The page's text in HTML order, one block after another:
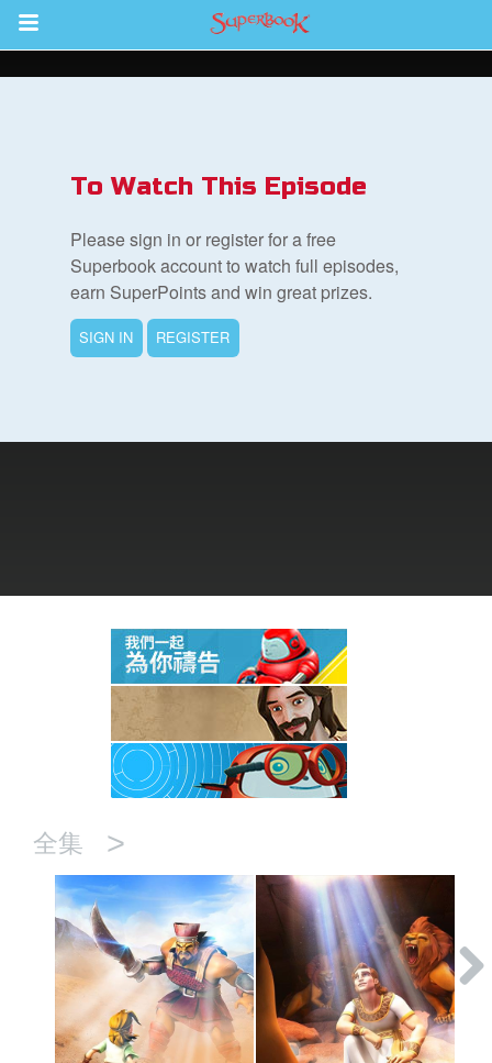
Return to Content
To Watch This Episode
Please sign in or register for a free
Superbook account to watch full episodes,
earn SuperPoints and win great prizes.
SIGN IN REGISTER
全集 >